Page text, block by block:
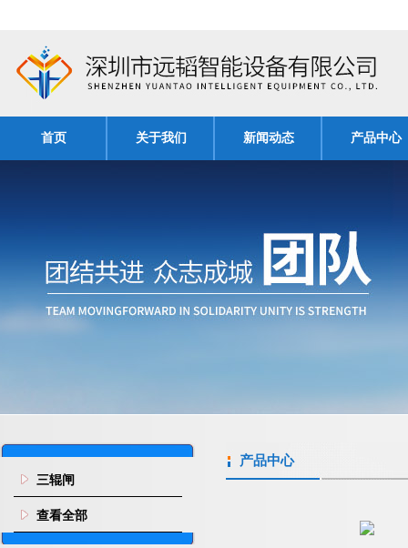
首页 关于我们 新闻动态 产品中心
三辊闸
查看全部
产品中心